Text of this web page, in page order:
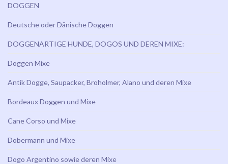
DOGGEN
Deutsche oder Dänische Doggen
DOGGENARTIGE HUNDE, DOGOS UND DEREN MIXE:
Doggen Mixe
Antik Dogge, Saupacker, Broholmer, Alano und deren Mixe
Bordeaux Doggen und Mixe
Cane Corso und Mixe
Dobermann und Mixe
Dogo Argentino sowie deren Mixe